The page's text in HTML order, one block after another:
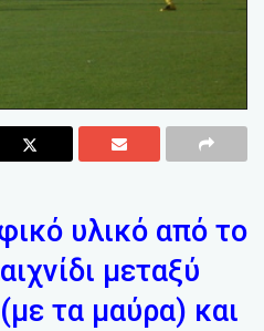
υλικό από το
μεταξύ
τα μαύρα) και